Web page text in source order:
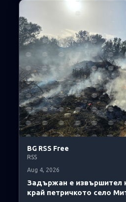
BG RSS Free
RSS
Aug 4, 2026
Задържан е извършител
край петричкото село